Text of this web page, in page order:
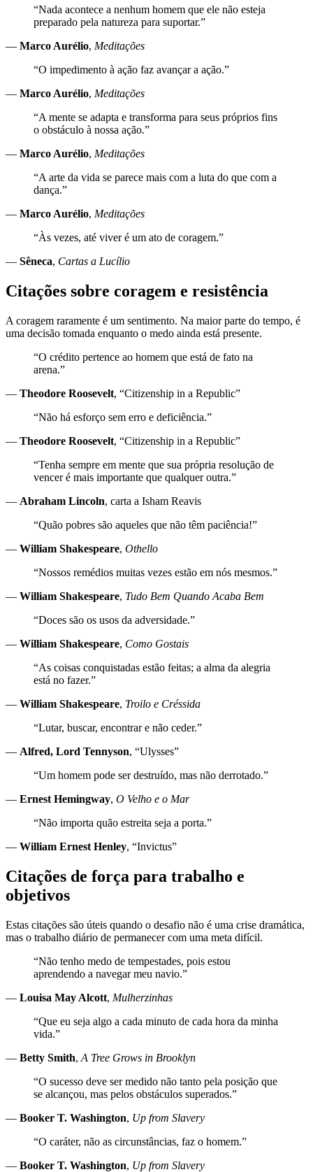
“Nada acontece a nenhum homem que ele não esteja
preparado pela natureza para suportar.”
— Marco Aurélio, Meditações
“O impedimento à ação faz avançar a ação.”
— Marco Aurélio, Meditações
“A mente se adapta e transforma para seus próprios fins
o obstáculo à nossa ação.”
— Marco Aurélio, Meditações
“A arte da vida se parece mais com a luta do que com a
dança.”
— Marco Aurélio, Meditações
“Às vezes, até viver é um ato de coragem.”
— Sêneca, Cartas a Lucílio
Citações sobre coragem e resistência
A coragem raramente é um sentimento. Na maior parte do tempo, é
uma decisão tomada enquanto o medo ainda está presente.
“O crédito pertence ao homem que está de fato na
arena.”
— Theodore Roosevelt, “Citizenship in a Republic”
“Não há esforço sem erro e deficiência.”
— Theodore Roosevelt, “Citizenship in a Republic”
“Tenha sempre em mente que sua própria resolução de
vencer é mais importante que qualquer outra.”
— Abraham Lincoln, carta a Isham Reavis
“Quão pobres são aqueles que não têm paciência!”
— William Shakespeare, Othello
“Nossos remédios muitas vezes estão em nós mesmos.”
— William Shakespeare, Tudo Bem Quando Acaba Bem
“Doces são os usos da adversidade.”
— William Shakespeare, Como Gostais
“As coisas conquistadas estão feitas; a alma da alegria
está no fazer.”
— William Shakespeare, Troilo e Créssida
“Lutar, buscar, encontrar e não ceder.”
— Alfred, Lord Tennyson, “Ulysses”
“Um homem pode ser destruído, mas não derrotado.”
— Ernest Hemingway, O Velho e o Mar
“Não importa quão estreita seja a porta.”
— William Ernest Henley, “Invictus”
Citações de força para trabalho e
objetivos
Estas citações são úteis quando o desafio não é uma crise dramática,
mas o trabalho diário de permanecer com uma meta difícil.
“Não tenho medo de tempestades, pois estou
aprendendo a navegar meu navio.”
— Louisa May Alcott, Mulherzinhas
“Que eu seja algo a cada minuto de cada hora da minha
vida.”
— Betty Smith, A Tree Grows in Brooklyn
“O sucesso deve ser medido não tanto pela posição que
se alcançou, mas pelos obstáculos superados.”
— Booker T. Washington, Up from Slavery
“O caráter, não as circunstâncias, faz o homem.”
— Booker T. Washington, Up from Slavery